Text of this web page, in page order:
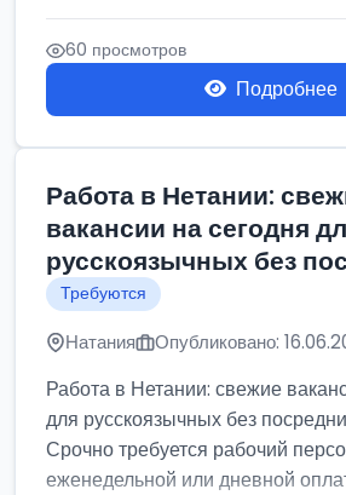
женщин от хозя...
60 просмотров
Подробнее
Работа в Нетании:
вакансии на сегодня
русскоязычных без
Требуются
Натания Опубликовано:
Работа в Нетании: свежие
для русскоязычных без
Срочно требуется рабочий
еженедельной или дневной